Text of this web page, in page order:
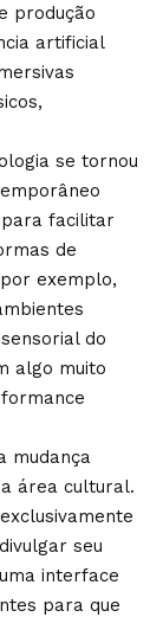
produção
artificial
se tornou
facilitar
de
exemplo,
do
algo muito
mudança
área cultural.
seu
interface
para que